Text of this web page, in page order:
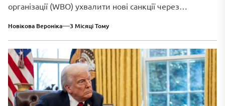
організації (WBO) ухвалити нові санкції через
Новікова Вероніка 3 Місяці Тому